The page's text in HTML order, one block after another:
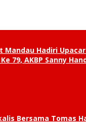
Hadiri
79, AKBP Sanny
Bersama Tomas